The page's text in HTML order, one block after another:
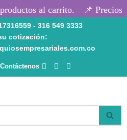
al carrito. 📌 Precios
- 316 549 3333
cotización:
Contáctenos